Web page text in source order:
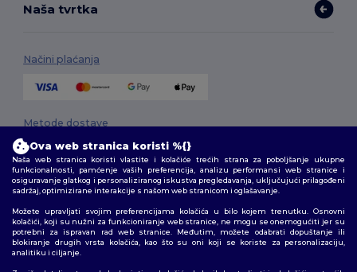
Naša tvrtka
Načini plaćanja
Metode dostave
Pratite nas
Ova web stranica koristi %{}
Naša web stranica koristi vlastite i kolačiće trećih strana za poboljšanje ukupne
funkcionalnosti, pamćenje vaših preferencija, analizu performansi web stranice i
osiguravanje glatkog i personaliziranog iskustva pregledavanja, uključujući prilagođeni
sadržaj, optimizirane interakcije s našom web stranicom i oglašavanje.
Možete upravljati svojim preferencijama kolačića u bilo kojem trenutku. Osnovni
kolačići, koji su nužni za funkcioniranje web stranice, ne mogu se onemogućiti jer su
potrebni za ispravan rad web stranice. Međutim, možete odabrati dopuštanje ili
blokiranje drugih vrsta kolačića, kao što su oni koji se koriste za personalizaciju,
analitiku i ciljanje.